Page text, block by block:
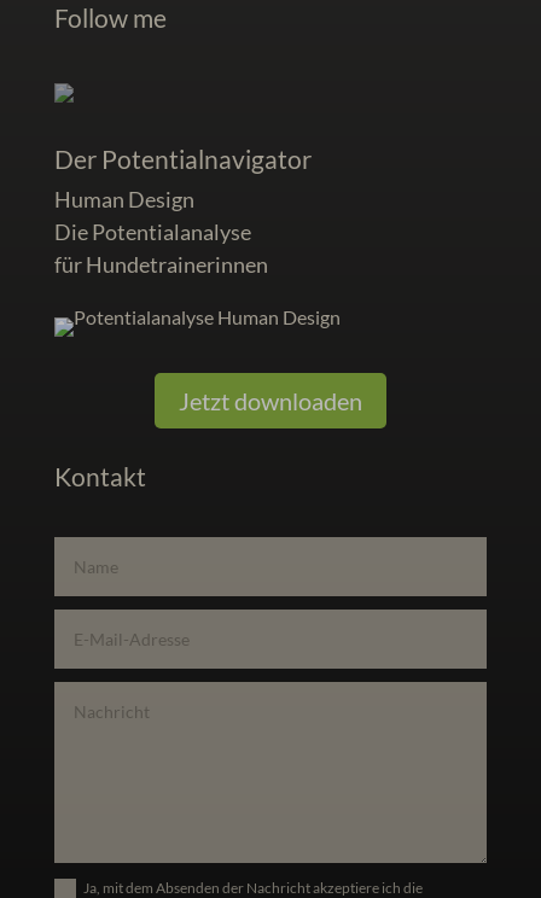
Follow me
Der Potentialnavigator
Human Design
Die Potentialanalyse
für Hundetrainerinnen
Jetzt downloaden
Kontakt
Ja, mit dem Absenden der Nachricht akzeptiere ich die